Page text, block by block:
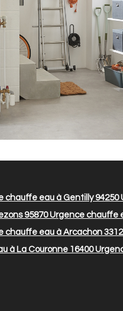
chauffe eau à Gentilly 94250
95870Urgence chauffe
chauffe eau à Arcachon
à La Couronne 16400